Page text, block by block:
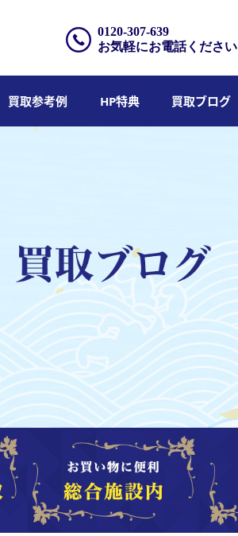
0120-307-639
お気軽にお電話ください
買取参考例 HP特典 買取ブログ